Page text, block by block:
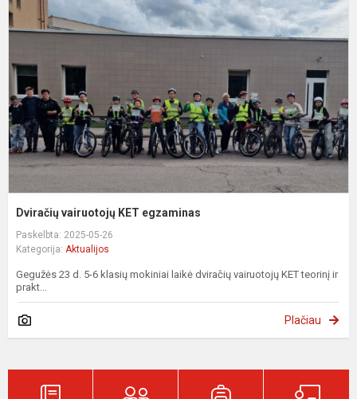
Dviračių vairuotojų KET egzaminas
Paskelbta: 2025-05-26
Kategorija: Aktualijos
Gegužės 23 d. 5-6 klasių mokiniai laikė dviračių vairuotojų KET teorinį ir
prakt...
Plačiau